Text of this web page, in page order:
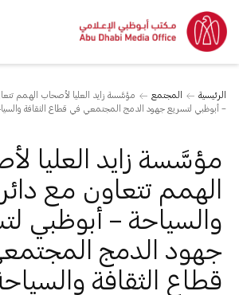
الرئيسية المجتمع
مؤسَّسة زايد العليا لأصحاب الهمم
– أبوظبي لتسريع جهود الدمج المجتمعي في قطاع الثقافة
مؤسَّسة زايد العليا
الهمم تتعاون مع
والسياحة – أبوظبي
جهود الدمج
قطاع الثقافة